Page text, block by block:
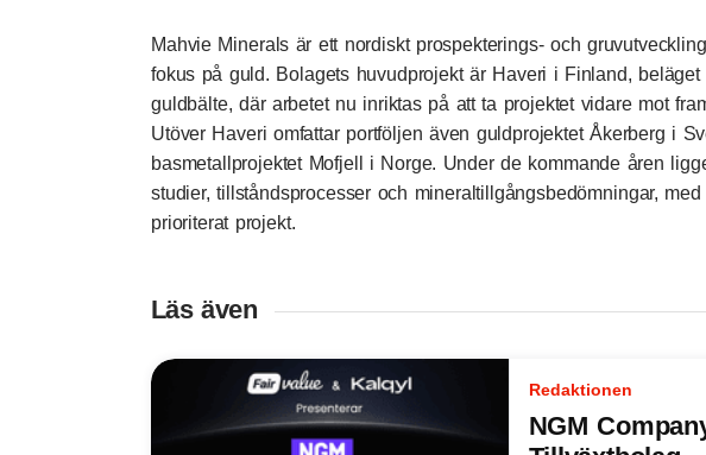
Mahvie Minerals är ett nordiskt prospekterings- och
fokus på guld. Bolagets huvudprojekt är Haveri i Finland, beläget
guldbälte, där arbetet nu inriktas på att ta projektet vidare mot
Utöver Haveri omfattar portföljen även guldprojektet Åkerberg i
basmetallprojektet Mofjell i Norge. Under de kommande åren
studier, tillståndsprocesser och mineraltillgångsbedömningar,
prioriterat projekt.
Läs även
Redaktionen
NGM